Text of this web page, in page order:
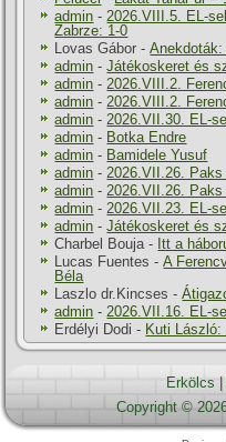
admin - 2026.VIII.5. EL-
Zabrze: 1-0
Lovas Gábor -
admin -Játékoskeret és
admin - 2026.VIII.2.
admin - 2026.VIII.2.
admin - 2026.VII.30. EL-
admin - Botka Endre
admin - Bamidele Yusuf
admin - 2026.VII.26.
admin - 2026.VII.26.
admin - 2026.VII.23. EL-
admin -Játékoskeret és
Charbel Bouja - Itt a
Lucas Fuentes -A
Béla
Laszlo dr.Kincses -
admin - 2026.VII.16. EL-
Erdélyi Dodi - Kuti László:
Erkölcs
Copyright ©